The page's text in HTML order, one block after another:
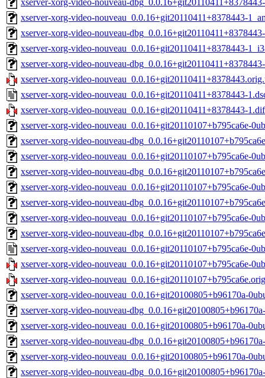
xserver-xorg-video-nouveau-
xserver-xorg-video-nouveau_0.0.16+git20110411+8378443-
xserver-xorg-video-nouveau-
xserver-xorg-video-nouveau_0.0.16+git20110411+8378443-
xserver-xorg-video-nouveau-
xserver-xorg-video-
xserver-xorg-video-nouveau_0.0.16+git20110411+8378443-
xserver-xorg-video-nouveau_0.0.16+git20110411+8378443-
xserver-xorg-video-nouveau_0.0.16+git20110107+b795ca6e-
xserver-xorg-video-nouveau-
xserver-xorg-video-nouveau_0.0.16+git20110107+b795ca6e-
xserver-xorg-video-nouveau-
xserver-xorg-video-nouveau_0.0.16+git20110107+b795ca6e-
xserver-xorg-video-nouveau-
xserver-xorg-video-nouveau_0.0.16+git20110107+b795ca6e-
xserver-xorg-video-nouveau-
xserver-xorg-video-nouveau_0.0.16+git20110107+b795ca6e-
xserver-xorg-video-nouveau_0.0.16+git20110107+b795ca6e-
xserver-xorg-video-
xserver-xorg-video-nouveau_0.0.16+git20100805+b96170a-
xserver-xorg-video-nouveau-
xserver-xorg-video-nouveau_0.0.16+git20100805+b96170a-
xserver-xorg-video-nouveau-
xserver-xorg-video-nouveau_0.0.16+git20100805+b96170a-
xserver-xorg-video-nouveau-